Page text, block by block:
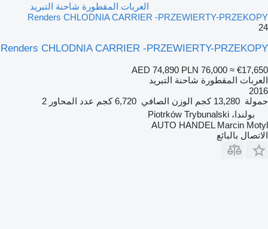
العربات المقطورة شاحنة التبريد
Renders CHLODNIA CARRIER -PRZEWIERTY-PRZEKOPY
24
Renders CHLODNIA CARRIER -PRZEWIERTY-PRZEKOPY
AED 74,890 PLN 76,000 ≈ €17,650
العربات المقطورة شاحنة التبريد
2016
حمولة 13,280 كجم الوزن الصافي 6,720 كجم عدد المحاور 2
بولندا، Piotrków Trybunalski
AUTO HANDEL Marcin Motyl
الاتصال بالبائع